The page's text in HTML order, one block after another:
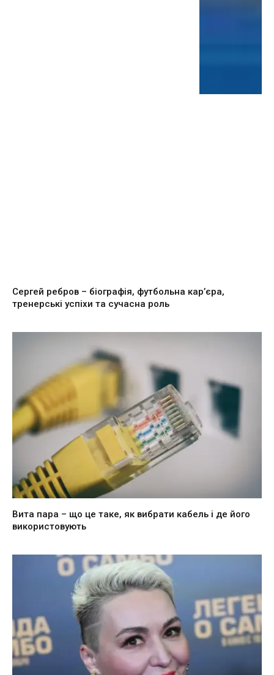
Сергей ребров – біографія, футбольна кар’єра,
тренерські успіхи та сучасна роль
Вита пара – що це таке, як вибрати кабель і де його
використовують